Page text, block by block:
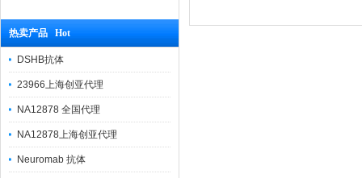
热卖产品 Hot
DSHB抗体
23966上海创亚代理
NA12878 全国代理
NA12878上海创亚代理
Neuromab 抗体